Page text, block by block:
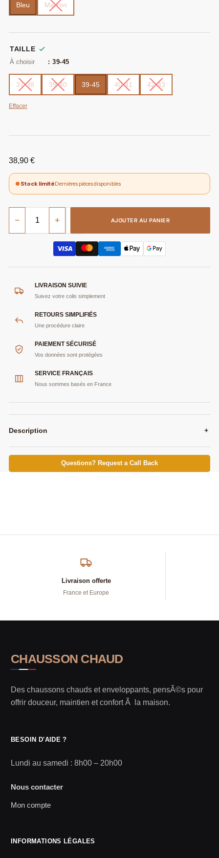
Bleu Marron
TAILLE
: 39-45
37-38 39-40 39-45 40-41 42-43
Effacer
38,90 €
Stock limitéDernières pièces disponibles
− + AJOUTER AU PANIER
LIVRAISON SUIVIE
Suivez votre colis simplement
RETOURS SIMPLIFIÉS
Une procédure claire
PAIEMENT SÉCURISÉ
Vos données sont protégées
SERVICE FRANÇAIS
Nous sommes basés en France
Description +
Questions? Request a Call Back
Livraison offerte
France et Europe
CHAUSSON CHAUD
Des chaussons chauds et enveloppants, pensÃ©s pour
offrir douceur, maintien et confort Ã la maison.
BESOIN D'AIDE ?
Lundi au samedi : 8h00 – 20h00
Nous contacter
Mon compte
INFORMATIONS LÉGALES